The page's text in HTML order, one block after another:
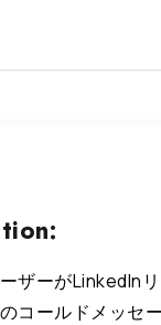
ザーがLinkedIn
コールドメッセ